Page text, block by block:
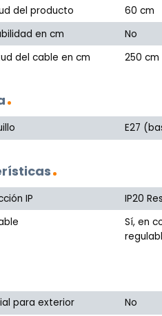
del producto
60 cm
en cm
No
del cable en cm
250 cm
E27
IP
IP20
Sí, en
para exterior
No